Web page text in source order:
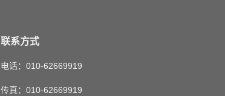
联系方式
电话：010-62669919
传真：010-62669919